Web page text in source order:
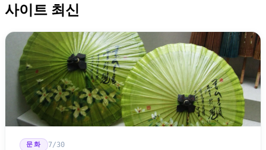
사이트 최신
문화 7/30